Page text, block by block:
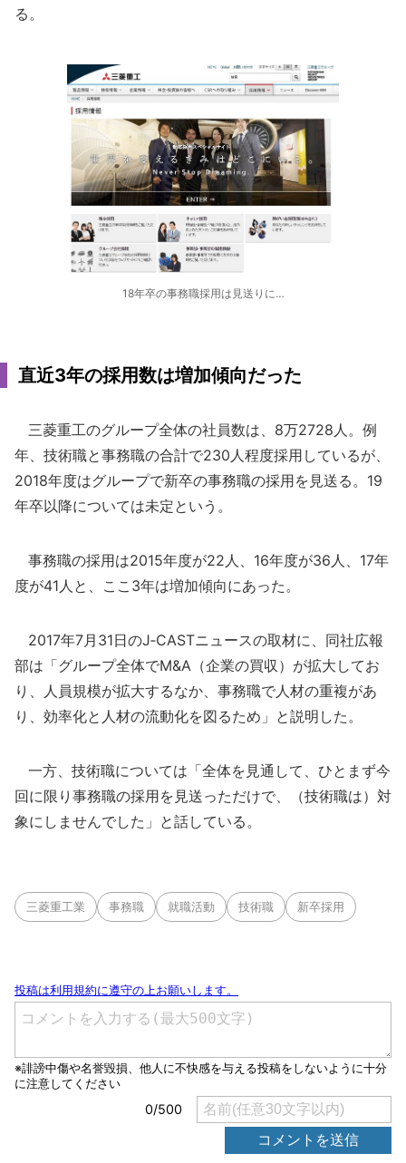
る。
18年卒の事務職採用は見送りに…
直近3年の採用数は増加傾向だった
三菱重工のグループ全体の社員数は、8万2728人。例
年、技術職と事務職の合計で230人程度採用しているが、
2018年度はグループで新卒の事務職の採用を見送る。19
年卒以降については未定という。
事務職の採用は2015年度が22人、16年度が36人、17年
度が41人と、ここ3年は増加傾向にあった。
2017年7月31日のJ‐CASTニュースの取材に、同社広報
部は「グループ全体でM&A（企業の買収）が拡大してお
り、人員規模が拡大するなか、事務職で人材の重複があ
り、効率化と人材の流動化を図るため」と説明した。
一方、技術職については「全体を見通して、ひとまず今
回に限り事務職の採用を見送っただけで、（技術職は）対
象にしませんでした」と話している。
三菱重工業 事務職 就職活動 技術職 新卒採用